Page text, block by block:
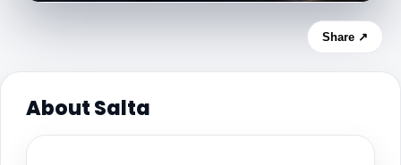
Share ↗
About Salta